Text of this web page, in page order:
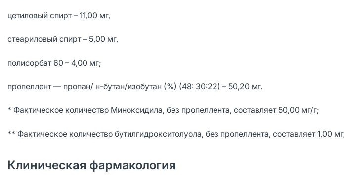
цетиловый спирт – 11,00 мг,
стеариловый спирт – 5,00 мг,
полисорбат 60 – 4,00 мг;
пропеллент — пропан/ н-бутан/изобутан (%) (48: 30:22) – 50,20 мг.
* Фактическое количество Миноксидила, без пропеллента, составляет 50,00 мг/г;
** Фактическое количество бутилгидрокситолуола, без пропеллента, составляет 1,00
Клиническая фармакология